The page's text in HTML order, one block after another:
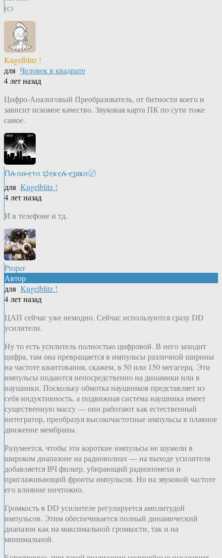
(с)
Kugelblitz !
для Человек в квадрате
4 лет назад
Цифро-Аналоговый Преобразователь, от битности коего и
зависит искомое качество. Звуковая карта ПК по сути тоже
самое.
Ոሉαዙҿτα ಭҿҝҿሉҿʓяҝα〄
для Kugelblitz !
4 лет назад
И в телефоне и тд.
Proper
Автор
для Kugelblitz !
4 лет назад
ЦАП сейчас уже немодно. Сейчас используются сразу DD
усилители.
Ну то есть усилитель полностью цифровой. В него заходит
цифра, там она превращается в импульсы различной ширины
на частоте квантования, скажем, в 50 или 150 мегагерц. Эти
импульсы подаются непосредственно на динамики или в
наушники. Поскольку обмотка наушников представляет из
себя индуктивность, а подвижная система наушника имеет
существенную массу — они работают как естественный
интегратор, преобразуя высокочастотные импульсы в плавное
движение мембраны.
Разумеется, чтобы эти короткие импульсы не шумели в
широком диапазоне на радиоволнах — на выходе усилителя
добавляется ВЧ фильтр, убирающий радиопомехи и
приглаживающий фронты импульсов. Но на звуковой частоте
его влияние ничтожно.
Громкость в DD усилителе регулируется амплитудой
импульсов. Этим обеспечивается полный динамический
диапазон как на максимальной громкости, так и на
минимальной.